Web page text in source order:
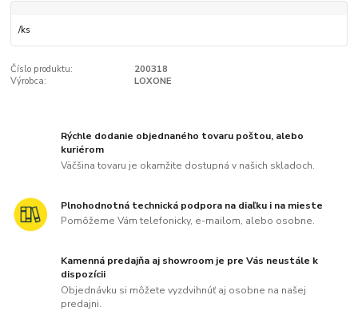
/ks
Číslo produktu:
200318
Výrobca:
LOXONE
Rýchle dodanie objednaného tovaru poštou, alebo
kuriérom
Väčšina tovaru je okamžite dostupná v našich skladoch.
Plnohodnotná technická podpora na diaľku i na mieste
Pomôžeme Vám telefonicky, e-mailom, alebo osobne.
Kamenná predajňa aj showroom je pre Vás neustále k
dispozícii
Objednávku si môžete vyzdvihnúť aj osobne na našej
predajni.